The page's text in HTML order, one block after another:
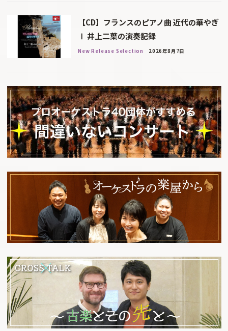
【CD】フランスのピアノ曲 近代の華やぎ
Ⅰ 井上二葉の演奏記録
New Release Selection 2026年8月7日